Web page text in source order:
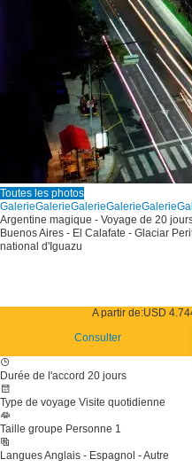
Toutes les photos
GalerieGalerieGalerieGalerieGalerie
Argentine magique - Voyage de 20
Buenos Aires - El Calafate - Glaciar
national d'Iguazu
A partir de:USD
Consulter
Durée de l'accord 20 jours
Type de voyage Visite quotidienne
Taille groupe Personne 1
LanguesAnglais - Espagnol - Autre